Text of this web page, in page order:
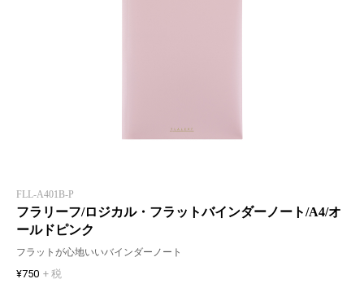
FLL-A401B-P
フラリーフ/ロジカル・フラットバインダーノート/A4/オ
ールドピンク
フラットが心地いいバインダーノート
¥750 + 税